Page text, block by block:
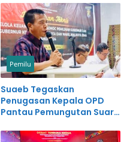
Pemilu
Suaeb Tegaskan
Penugasan Kepala OPD
Pantau Pemungutan Suara
dengan KPU